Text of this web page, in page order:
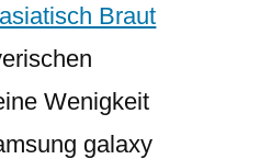
asiatisch Braut
Wenigkeit
galaxy